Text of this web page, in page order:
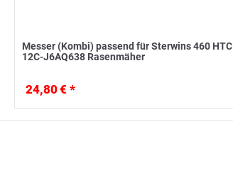
Messer (Kombi) passend für Sterwins 460 HTC
12C-J6AQ638 Rasenmäher
24,80 € *